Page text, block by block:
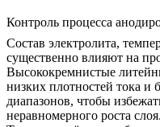
Контроль процесса
Состав электролита,
существенно влияют на
Высококремнистые
низких плотностей тока и
диапазонов, чтобы
неравномерного роста слоя.